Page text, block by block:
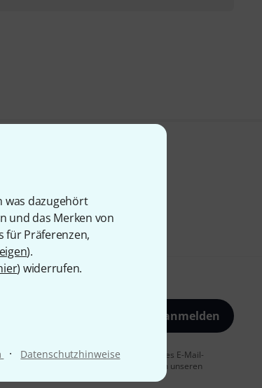
was dazugehört
und das Merken von
für Präferenzen,
).
) widerrufen.
· Datenschutzhinweise
Jetzt anmelden
E-Mail-Werbung und einer Messung des E-Mail-
Weitere Informationen finden Sie in unseren